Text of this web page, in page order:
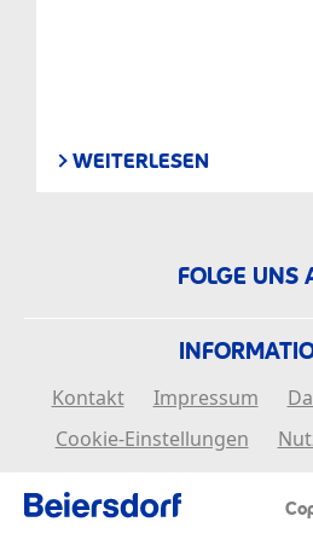
WEITERLESEN
Kontakt Impressum
Cookie-Einstellungen
FOLGE UNS